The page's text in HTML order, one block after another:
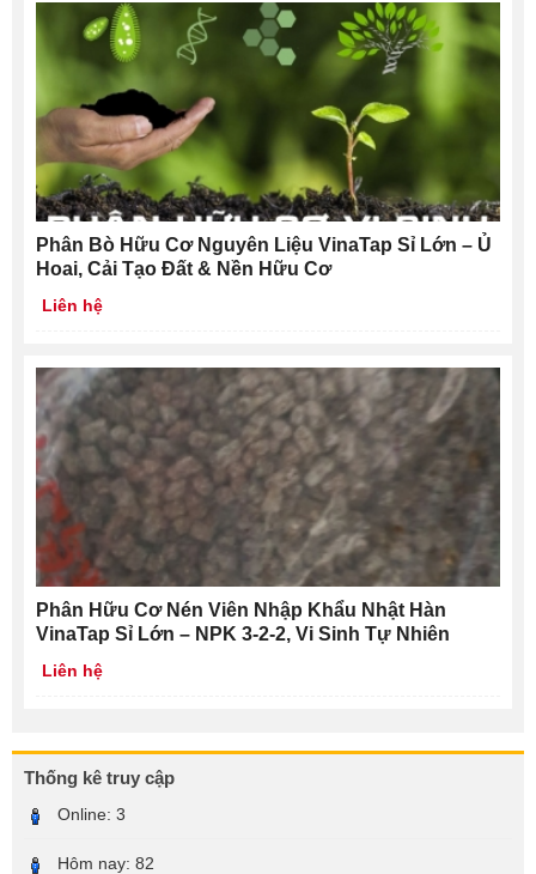
Phân Bò Hữu Cơ Nguyên Liệu VinaTap Sỉ Lớn – Ủ
Hoai, Cải Tạo Đất & Nền Hữu Cơ
Liên hệ
Phân Hữu Cơ Nén Viên Nhập Khẩu Nhật Hàn
VinaTap Sỉ Lớn – NPK 3-2-2, Vi Sinh Tự Nhiên
Liên hệ
Thống kê truy cập
Online: 3
Hôm nay: 82